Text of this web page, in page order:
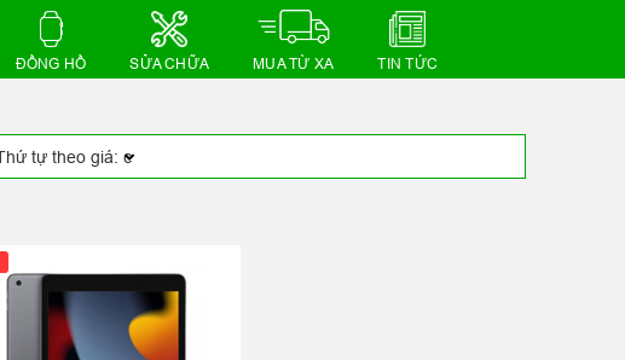
ĐỒNG HỒ SỬA CHỮA MUA TỪ XA TIN TỨC